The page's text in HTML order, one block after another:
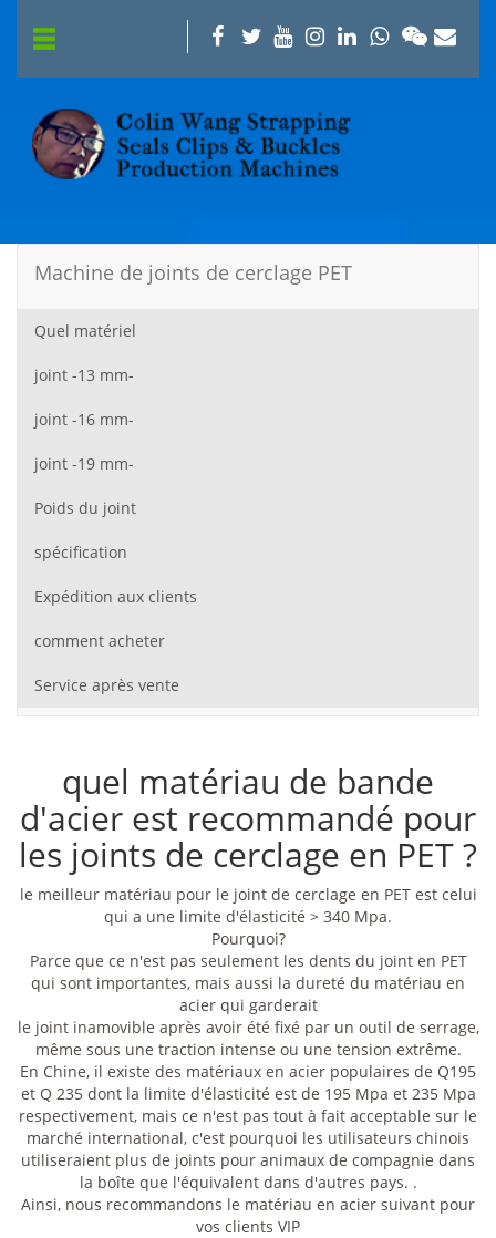
Machine de joints de cerclage PET
Quel matériel
joint -13 mm-
joint -16 mm-
joint -19 mm-
Poids du joint
spécification
Expédition aux clients
comment acheter
Service après vente
quel matériau de bande
d'acier est recommandé pour
les joints de cerclage en PET ?
le meilleur matériau pour le joint de cerclage en PET est celui
qui a une limite d'élasticité > 340 Mpa.
Pourquoi?
Parce que ce n'est pas seulement les dents du joint en PET
qui sont importantes, mais aussi la dureté du matériau en
acier qui garderait
le joint inamovible après avoir été fixé par un outil de serrage,
même sous une traction intense ou une tension extrême.
En Chine, il existe des matériaux en acier populaires de Q195
et Q 235 dont la limite d'élasticité est de 195 Mpa et 235 Mpa
respectivement, mais ce n'est pas tout à fait acceptable sur le
marché international, c'est pourquoi les utilisateurs chinois
utiliseraient plus de joints pour animaux de compagnie dans
la boîte que l'équivalent dans d'autres pays. .
Ainsi, nous recommandons le matériau en acier suivant pour
vos clients VIP